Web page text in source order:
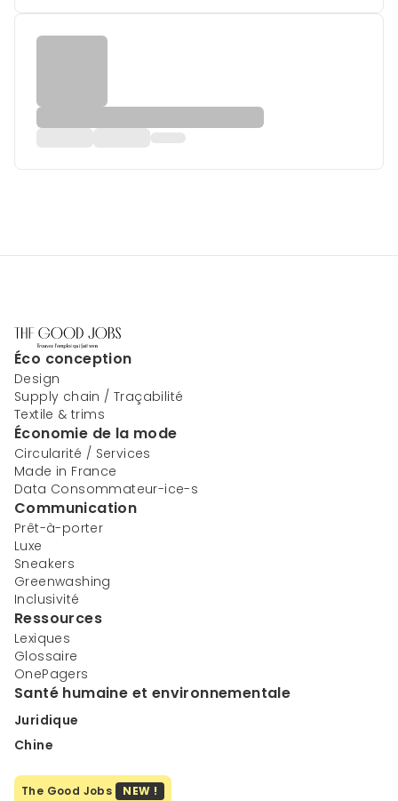
Éco conception
Design
Supply chain / Traçabilité
Textile & trims
Économie de la mode
Circularité / Services
Made in France
Data Consommateur-ice-s
Communication
Prêt-à-porter
Luxe
Sneakers
Greenwashing
Inclusivité
Ressources
Lexiques
Glossaire
OnePagers
Santé humaine et environnementale
Juridique
Chine
The Good Jobs NEW !